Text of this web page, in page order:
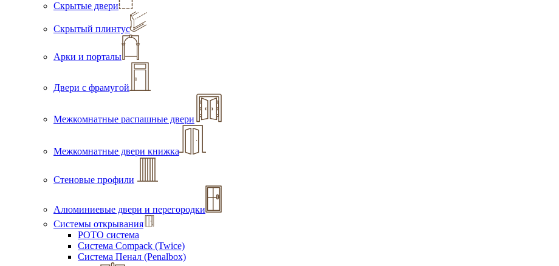
Скрытые двери
Скрытый плинтус
Арки и порталы
Двери с фрамугой
Межкомнатные распашные двери
Межкомнатные двери книжка
Стеновые профили
Алюминиевые двери и перегородки
Системы открывания
РОТО система
Система Compack (Twice)
Система Пенал (Penalbox)